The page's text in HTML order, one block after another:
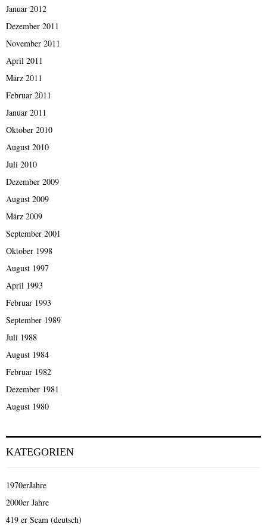
Januar 2012
Dezember 2011
November 2011
April 2011
März 2011
Februar 2011
Januar 2011
Oktober 2010
August 2010
Juli 2010
Dezember 2009
August 2009
März 2009
September 2001
Oktober 1998
August 1997
April 1993
Februar 1993
September 1989
Juli 1988
August 1984
Februar 1982
Dezember 1981
August 1980
KATEGORIEN
1970erJahre
2000er Jahre
419 er Scam (deutsch)